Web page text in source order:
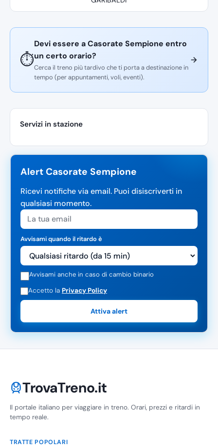
⏱️
Devi essere a Casorate Sempione entro
un certo orario?
Cerca il treno più tardivo che ti porta a destinazione in
tempo (per appuntamenti, voli, eventi).
Servizi in stazione
Alert Casorate Sempione
Ricevi notifiche via email. Puoi disiscriverti in
qualsiasi momento.
Avvisami quando il ritardo è
Avvisami anche in caso di cambio binario
Accetto la Privacy Policy
Attiva alert
TrovaTreno.it
Il portale italiano per viaggiare in treno. Orari, prezzi e ritardi in
tempo reale.
TRATTE POPOLARI